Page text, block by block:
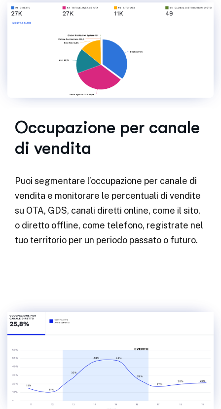
Occupazione per canale
di vendita
Puoi segmentare l’occupazione per canale di
vendita e monitorare le percentuali di vendite
su OTA, GDS, canali diretti online, come il sito,
o diretto offline, come telefono, registrate nel
tuo territorio per un periodo passato o futuro.